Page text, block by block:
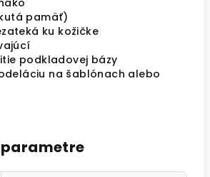
pamäť)
ku kožičke
podkladovej bázy
na šablónach alebo